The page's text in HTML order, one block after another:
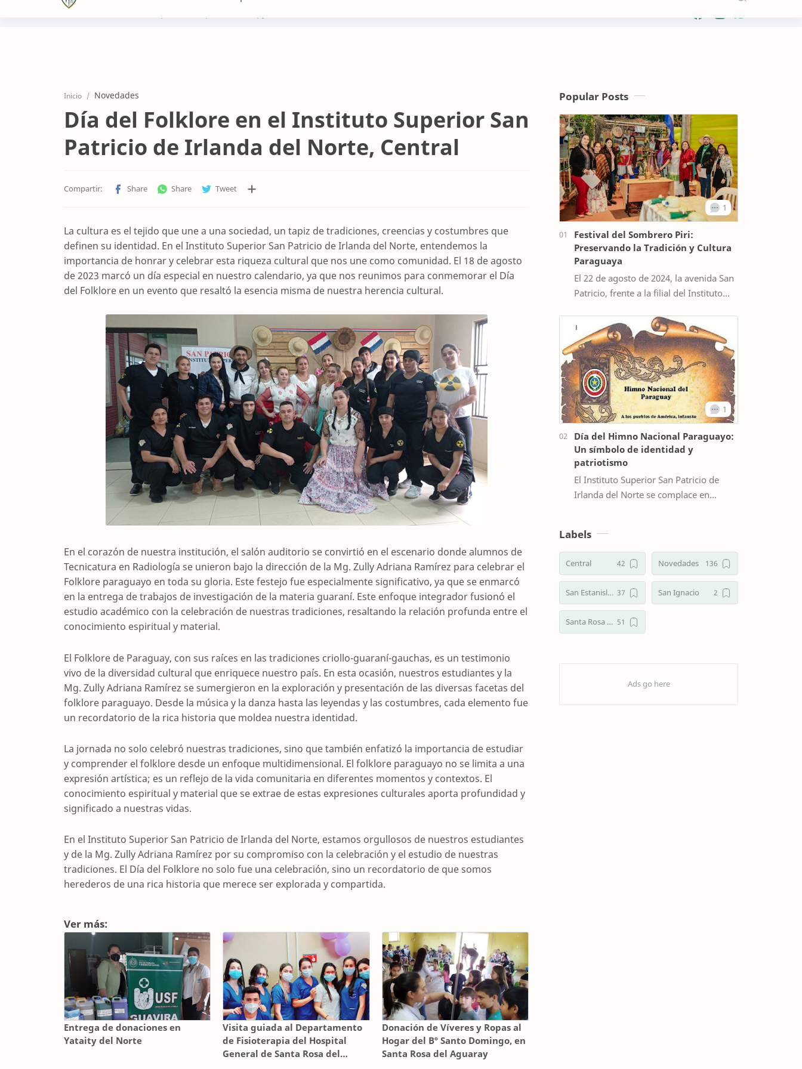
+5952961668
Inicio Novedades
Día del Folklore en el Instituto Superior San
Patricio de Irlanda del Norte, Central
La cultura es el tejido que une a una sociedad, un tapiz de tradiciones, creencias y costumbres que
definen su identidad. En el Instituto Superior San Patricio de Irlanda del Norte, entendemos la
importancia de honrar y celebrar esta riqueza cultural que nos une como comunidad. El 18 de agosto
de 2023 marcó un día especial en nuestro calendario, ya que nos reunimos para conmemorar el Día
del Folklore en un evento que resaltó la esencia misma de nuestra herencia cultural.
En el corazón de nuestra institución, el salón auditorio se convirtió en el escenario donde alumnos de
Tecnicatura en Radiología se unieron bajo la dirección de la Mg. Zully Adriana Ramírez para celebrar el
Folklore paraguayo en toda su gloria. Este festejo fue especialmente significativo, ya que se enmarcó
en la entrega de trabajos de investigación de la materia guaraní. Este enfoque integrador fusionó el
estudio académico con la celebración de nuestras tradiciones, resaltando la relación profunda entre el
conocimiento espiritual y material.
El Folklore de Paraguay, con sus raíces en las tradiciones criollo-guaraní-gauchas, es un testimonio
vivo de la diversidad cultural que enriquece nuestro país. En esta ocasión, nuestros estudiantes y la
Mg. Zully Adriana Ramírez se sumergieron en la exploración y presentación de las diversas facetas del
folklore paraguayo. Desde la música y la danza hasta las leyendas y las costumbres, cada elemento fue
un recordatorio de la rica historia que moldea nuestra identidad.
La jornada no solo celebró nuestras tradiciones, sino que también enfatizó la importancia de estudiar
y comprender el folklore desde un enfoque multidimensional. El folklore paraguayo no se limita a una
expresión artística; es un reflejo de la vida comunitaria en diferentes momentos y contextos. El
conocimiento espiritual y material que se extrae de estas expresiones culturales aporta profundidad y
significado a nuestras vidas.
En el Instituto Superior San Patricio de Irlanda del Norte, estamos orgullosos de nuestros estudiantes
y de la Mg. Zully Adriana Ramírez por su compromiso con la celebración y el estudio de nuestras
tradiciones. El Día del Folklore no solo fue una celebración, sino un recordatorio de que somos
herederos de una rica historia que merece ser explorada y compartida.
Ver más:
Entrega de donaciones en
Yataity del Norte
Visita guiada al Departamento
de Fisioterapia del Hospital
General de Santa Rosa del
Donación de Víveres y Ropas al
Hogar del Bº Santo Domingo, en
Santa Rosa del Aguaray
Popular Posts
Festival del Sombrero Piri:
Preservando la Tradición y Cultura
Paraguaya
El 22 de agosto de 2024, la avenida San
Patricio, frente a la filial del Instituto
Patricio de Irlanda del Norte…
Día del Himno Nacional Paraguayo:
Un símbolo de identidad y
patriotismo
El Instituto Superior San Patricio de
Irlanda del Norte se complace en
may…
Labels
Central Novedades
San Estanislao San Ignacio
Santa Rosa del Aguaray